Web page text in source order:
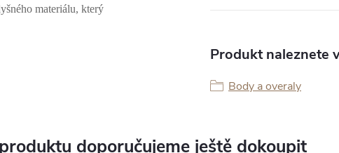
materiálu, který
Produkt naleznete
Body a overaly
doporučujeme ještě dokoupit